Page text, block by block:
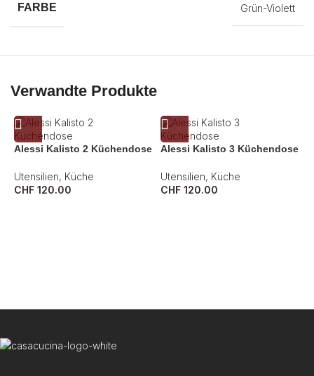
FARBE Grün-Violett
Verwandte Produkte
Alessi Kalisto 2 Küchendose
Utensilien, Küche
CHF 120.00
Alessi Kalisto 3 Küchendose
Utensilien, Küche
CHF 120.00